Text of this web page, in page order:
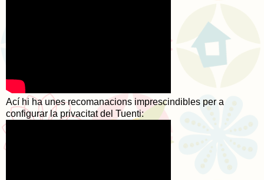
Ací hi ha unes recomanacions imprescindibles per a
configurar la privacitat del Tuenti: